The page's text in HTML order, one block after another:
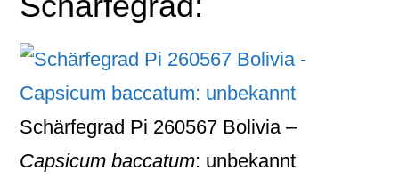
Schärfegrad Pi 260567 Bolivia –
Capsicum baccatum: unbekannt